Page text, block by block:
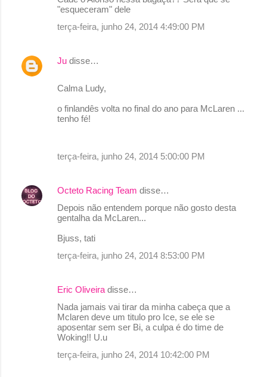
n
t
"esqueceram" dele
terça-feira, junho 24, 2014 4:49:00 PM
Ju disse…
Calma Ludy,
o finlandês volta no final do ano para McLaren ...
tenho fé!
terça-feira, junho 24, 2014 5:00:00 PM
Octeto Racing Team disse…
Depois não entendem porque não gosto desta
gentalha da McLaren...
Bjuss, tati
terça-feira, junho 24, 2014 8:53:00 PM
Eric Oliveira disse…
Nada jamais vai tirar da minha cabeça que a
Mclaren deve um titulo pro Ice, se ele se
aposentar sem ser Bi, a culpa é do time de
Woking!! U.u
terça-feira, junho 24, 2014 10:42:00 PM